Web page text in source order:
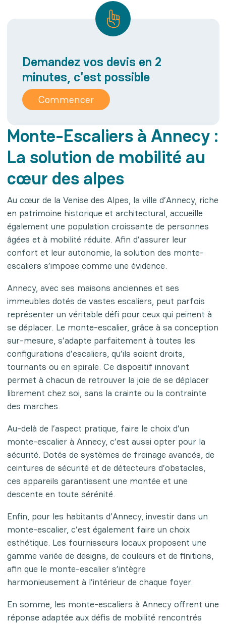
Demandez vos devis en 2
minutes, c'est possible
Commencer
Monte-Escaliers à Annecy :
La solution de mobilité au
cœur des alpes
Au cœur de la Venise des Alpes, la ville d’Annecy, riche
en patrimoine historique et architectural, accueille
également une population croissante de personnes
âgées et à mobilité réduite. Afin d’assurer leur
confort et leur autonomie, la solution des monte-
escaliers s’impose comme une évidence.
Annecy, avec ses maisons anciennes et ses
immeubles dotés de vastes escaliers, peut parfois
représenter un véritable défi pour ceux qui peinent à
se déplacer. Le monte-escalier, grâce à sa conception
sur-mesure, s’adapte parfaitement à toutes les
configurations d’escaliers, qu’ils soient droits,
tournants ou en spirale. Ce dispositif innovant
permet à chacun de retrouver la joie de se déplacer
librement chez soi, sans la crainte ou la contrainte
des marches.
Au-delà de l’aspect pratique, faire le choix d’un
monte-escalier à Annecy, c’est aussi opter pour la
sécurité. Dotés de systèmes de freinage avancés, de
ceintures de sécurité et de détecteurs d’obstacles,
ces appareils garantissent une montée et une
descente en toute sérénité.
Enfin, pour les habitants d’Annecy, investir dans un
monte-escalier, c’est également faire un choix
esthétique. Les fournisseurs locaux proposent une
gamme variée de designs, de couleurs et de finitions,
afin que le monte-escalier s’intègre
harmonieusement à l’intérieur de chaque foyer.
En somme, les monte-escaliers à Annecy offrent une
réponse adaptée aux défis de mobilité rencontrés